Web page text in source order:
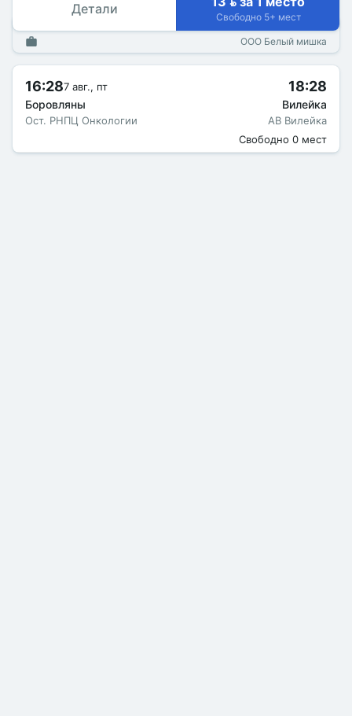
Детали
Свободно 5+ мест
ООО Белый мишка
16:287 авг., пт
Боровляны
Ост. РНПЦ Онкологии
18:28
Вилейка
АВ Вилейка
Свободно 0 мест